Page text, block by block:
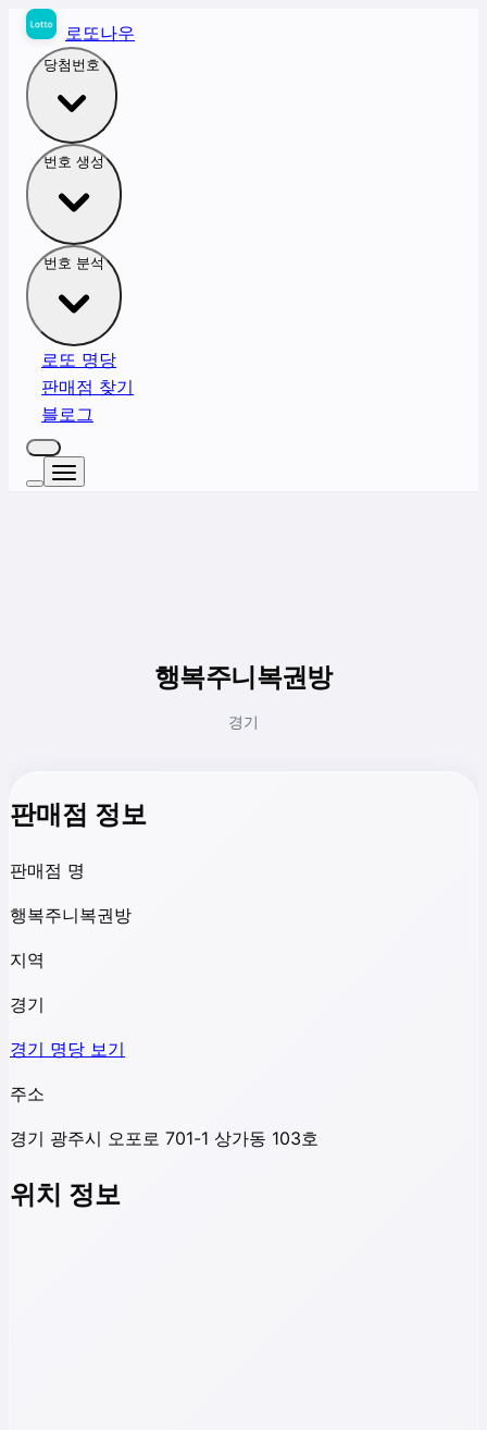
로또나우
당첨번호
번호 생성
번호 분석
로또 명당
판매점 찾기
블로그
행복주니복권방
경기
판매점 정보
판매점 명
행복주니복권방
지역
경기
경기 명당 보기
주소
경기 광주시 오포로 701-1 상가동 103호
위치 정보